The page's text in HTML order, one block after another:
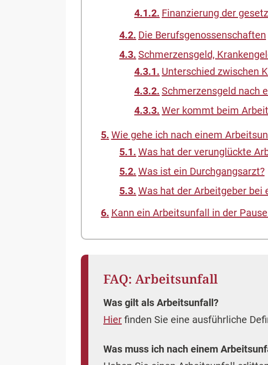
Finanzierung der
Die Berufsgenossenschaften
Schmerzensgeld,
Unterschied zwischen
Schmerzensgeld nach
Wer kommt beim
Wie gehe ich nach einem
Was hat der verunglückte
Was ist ein Durchgangsarzt?
Was hat der Arbeitgeber bei
Kann ein Arbeitsunfall in der
FAQ: Arbeitsunfall
Was gilt als Arbeitsunfall?
Hier finden Sie eine ausführliche
Was muss ich nach einem